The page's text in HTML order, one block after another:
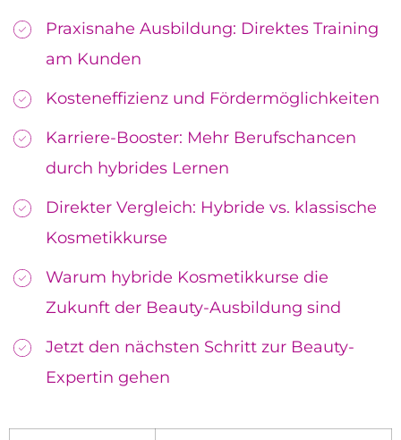
Praxisnahe Ausbildung: Direktes Training
am Kunden
Kosteneffizienz und Fördermöglichkeiten
Karriere-Booster: Mehr Berufschancen
durch hybrides Lernen
Direkter Vergleich: Hybride vs. klassische
Kosmetikkurse
Warum hybride Kosmetikkurse die
Zukunft der Beauty-Ausbildung sind
Jetzt den nächsten Schritt zur Beauty-
Expertin gehen